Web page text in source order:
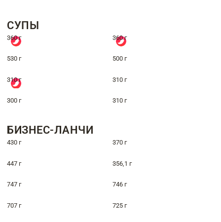
СУПЫ
360 г 360 г
530 г 500 г
310 г 310 г
300 г 310 г
БИЗНЕС-ЛАНЧИ
430 г 370 г
447 г 356,1 г
747 г 746 г
707 г 725 г